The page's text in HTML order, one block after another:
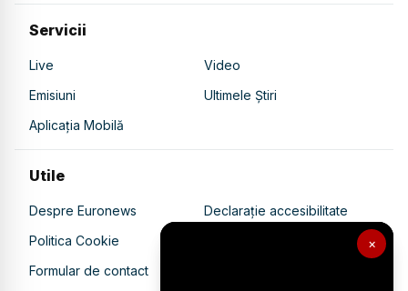
×
Servicii
Live
Video
Emisiuni
Ultimele Știri
Aplicația Mobilă
Utile
Despre Euronews
Declarație accesibilitate
Politica Cookie
Politica de confidențialitate
Formular de contact